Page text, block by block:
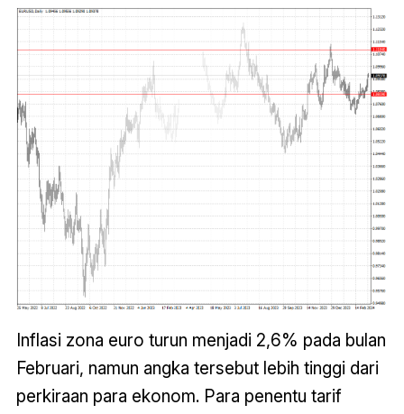
Inflasi zona euro turun menjadi 2,6% pada bulan
Februari, namun angka tersebut lebih tinggi dari
perkiraan para ekonom. Para penentu tarif